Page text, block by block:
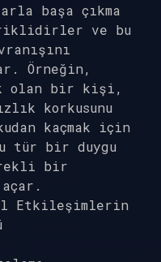
başa çıkma
ve bu
Örneğin,
olan bir kişi,
korkusunu
kaçmak için
bir duygu
bir
Etkileşimlerin